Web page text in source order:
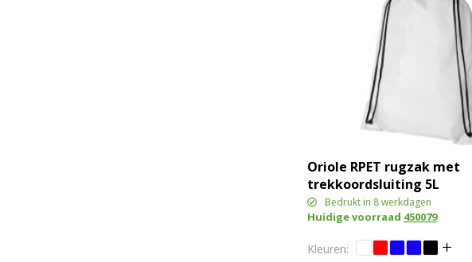
Oriole RPET rugzak met
trekkoordsluiting 5L
Bedrukt in 8 werkdagen
Huidige voorraad 450079